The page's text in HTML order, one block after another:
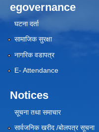
egovernance
घटना दर्ता
सामाजिक सुरक्षा
नागरिक वडापत्र
E- Attendance
Notices
सूचना तथा समाचार
सार्वजनिक खरीद /बोलपत्र सूचना